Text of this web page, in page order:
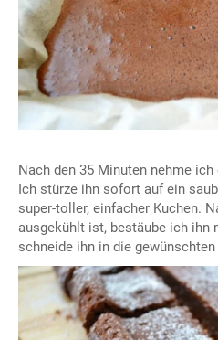
Nach den 35 Minuten nehme ich
Ich stürze ihn sofort auf ein
super-toller, einfacher Kuchen.
ausgekühlt ist, bestäube ich ihn
schneide ihn in die